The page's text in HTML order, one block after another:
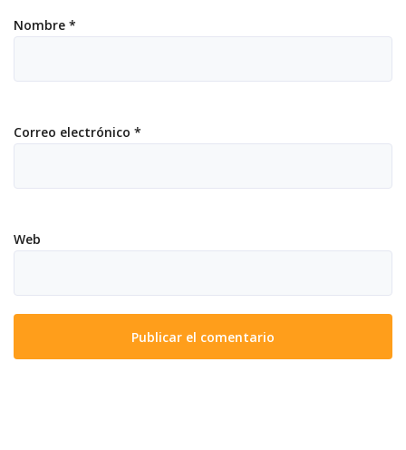
Nombre *
Correo electrónico *
Web